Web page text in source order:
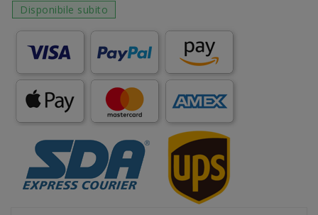
Disponibile subito